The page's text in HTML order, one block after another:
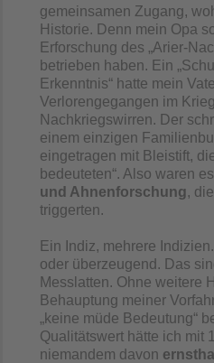
gemeinsamen Zugang,
Historie. Denn mein Opa
Erforschung des „Arier-
betrieben haben. Ein
Erkenntnis“ hatte mein
Verlorengegangen im
Nachkriegswirren. Der
einem einzigen
eingetragen mit Bleistift,
bedeuteten“. Also waren
und Ahnenforschung,
triggerten.
Ein Indiz, mehrere
oder überzeugend. Das
Messlatten. Ohne weitere
Behauptung meiner
„keine müde Bedeutung“
Qualitätswert hätte ich mit
niemandem davon